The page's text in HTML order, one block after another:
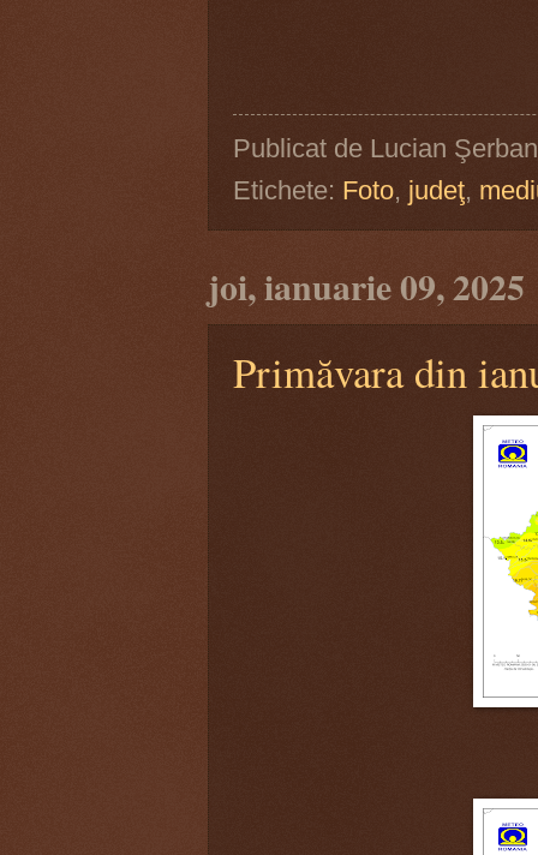
Publicat de Lucian Şerban
Etichete: Foto, judeţ,
joi, ianuarie 09, 2025
Primăvara din